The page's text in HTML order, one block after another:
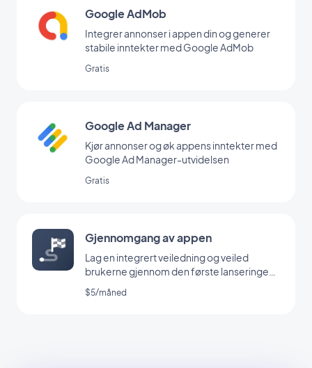
Google AdMob
Integrer annonser i appen din og generer
stabile inntekter med Google AdMob
Gratis
Google Ad Manager
Kjør annonser og øk appens inntekter med
Google Ad Manager-utvidelsen
Gratis
Gjennomgang av appen
Lag en integrert veiledning og veiled
brukerne gjennom den første lanseringen
av appen din
$5/måned